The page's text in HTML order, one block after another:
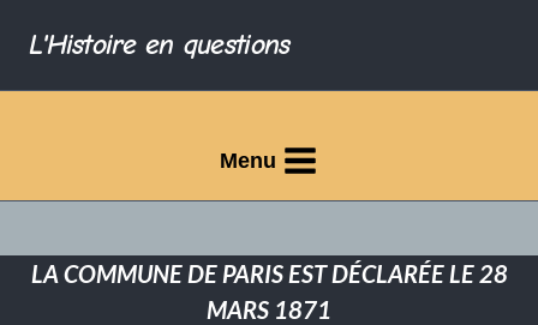
L'Histoire en questions
Menu
LA COMMUNE DE PARIS EST DÉCLARÉE LE 28
MARS 1871